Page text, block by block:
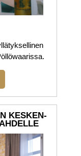
KESKEN-